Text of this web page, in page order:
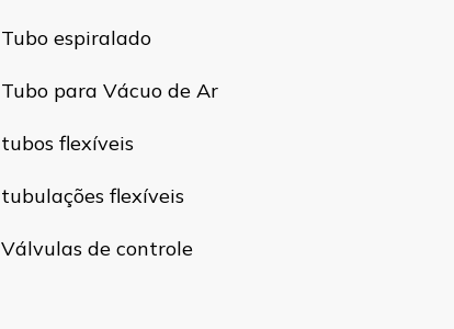
Tubo espiralado
Tubo para Vácuo de Ar
tubos flexíveis
tubulações flexíveis
Válvulas de controle